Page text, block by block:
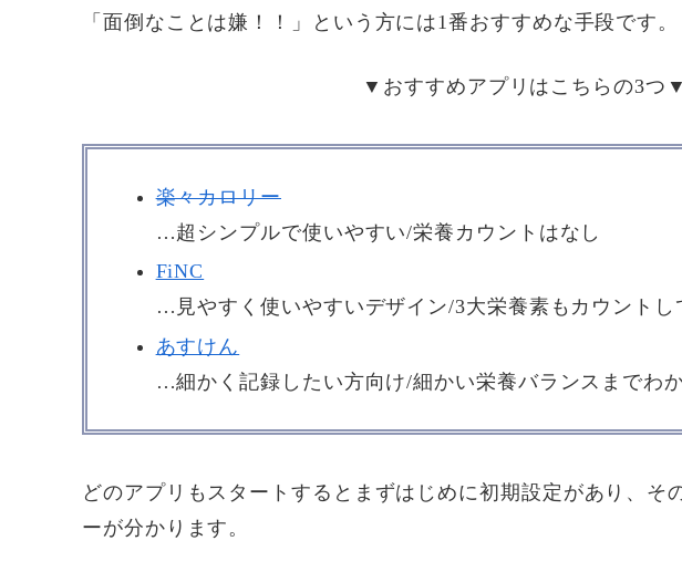
「面倒なことは嫌！！」という方には1番おすすめな手段です。
▼おすすめアプリはこちらの3つ▼
楽々カロリー
…超シンプルで使いやすい/栄養カウントはなし
FiNC
…見やすく使いやすいデザイン/3大栄養素もカウントし
あすけん
…細かく記録したい方向け/細かい栄養バランスまでわ
どのアプリもスタートするとまずはじめに初期設定があり、そ
ーが分かります。